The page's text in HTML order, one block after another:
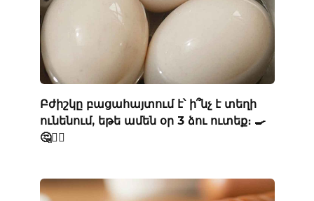
Բժիշկը բացահայտում է՝ ի՞նչ է տեղի
ունենում, եթե ամեն օր 3 ձու ուտեք։ 🍳
🤔👨‍⚕️